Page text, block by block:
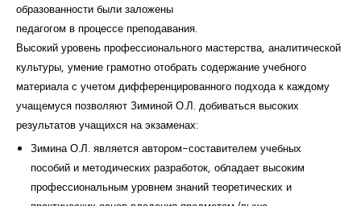
образованности были заложены
педагогом в процессе преподавания.
Высокий уровень профессионального мастерства, аналитической
культуры, умение грамотно отобрать содержание учебного
материала с учетом дифференцированного подхода к каждому
учащемуся позволяют Зиминой О.Л. добиваться высоких
результатов учащихся на экзаменах:
Зимина О.Л. является автором-составителем учебных
пособий и методических разработок, обладает высоким
профессиональным уровнем знаний теоретических и